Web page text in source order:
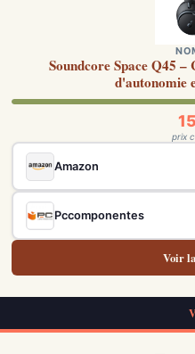
Soundcore Space Q45
d'autonomie
prix
Amazon
Pccomponentes
Voir